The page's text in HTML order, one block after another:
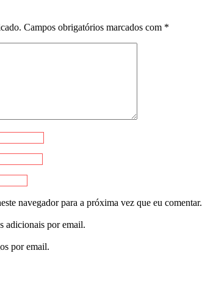
Campos obrigatórios marcados com *
navegador para a próxima vez que eu comentar.
adicionais por email.
por email.